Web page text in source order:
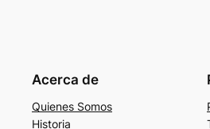
Acerca de
Quienes Somos
Historia